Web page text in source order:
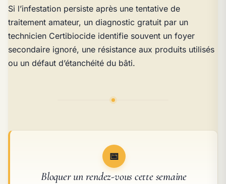
Si l’infestation persiste après une tentative de
traitement amateur, un diagnostic gratuit par un
technicien Certibiocide identifie souvent un foyer
secondaire ignoré, une résistance aux produits utilisés
ou un défaut d’étanchéité du bâti.
📅
Bloquer un rendez-vous cette semaine